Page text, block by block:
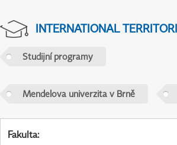
INTERNATIONAL
Studijní programy
Mendelova univerzita v Brně
Fakulta: